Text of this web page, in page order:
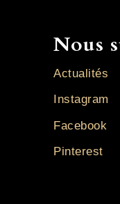
Nous
Actualités
Instagram
Facebook
Pinterest